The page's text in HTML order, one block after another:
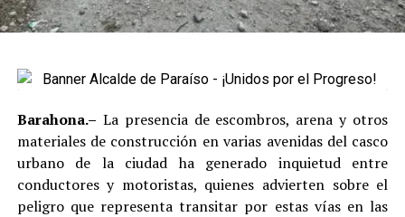
Barahona.– La presencia de escombros, arena y otros
materiales de construcción en varias avenidas del casco
urbano de la ciudad ha generado inquietud entre
conductores y motoristas, quienes advierten sobre el
peligro que representa transitar por estas vías en las